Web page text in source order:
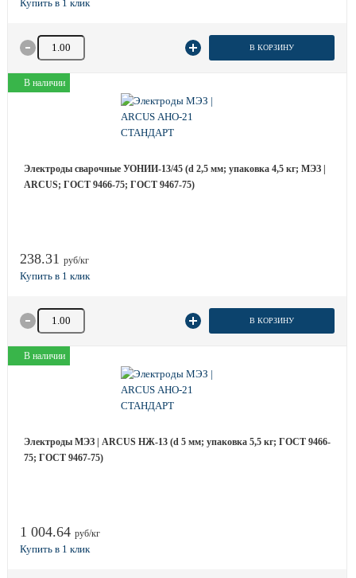
Количество товара В КОРЗИНУ
В наличии
Электроды сварочные УОНИИ-13/45 (d 2,5 мм; упаковка 4,5 кг; МЭЗ |
ARCUS; ГОСТ 9466-75; ГОСТ 9467-75)
238.31 руб/кг
Количество товара В КОРЗИНУ
В наличии
Электроды МЭЗ | ARCUS НЖ-13 (d 5 мм; упаковка 5,5 кг; ГОСТ 9466-
75; ГОСТ 9467-75)
1 004.64 руб/кг